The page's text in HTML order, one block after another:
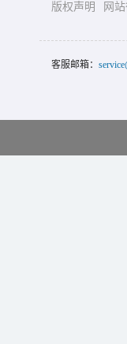
版权声明
网
客服邮箱：